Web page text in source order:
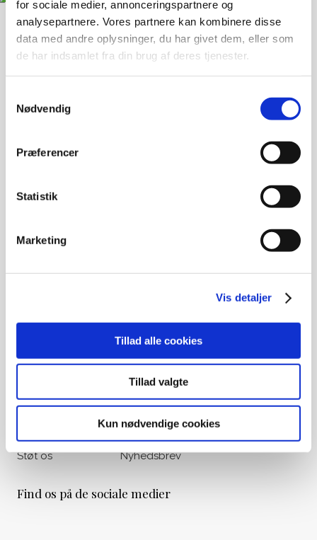
for sociale medier, annonceringspartnere og
analysepartnere. Vores partnere kan kombinere disse
data med andre oplysninger, du har givet dem, eller som
de har indsamlet fra din brug af deres tjenester.
Nødvendig
Præferencer
Statistik
Marketing
Vis detaljer
Tillad alle cookies
Tillad valgte
Kun nødvendige cookies
Landsforeningen Liv&Død
Bispebjerg Torv 16 St. TV
info@livogdoed.dk
Ligbrændingsforening)
opsparing til begravelse, kontakt
Liv&Død Prisen
Filmoversigt
Støt os
Vores historie
Viden & Råd
Materialer
Kalender
Nyheder
Nyhedsbrev
Find os på de sociale medier